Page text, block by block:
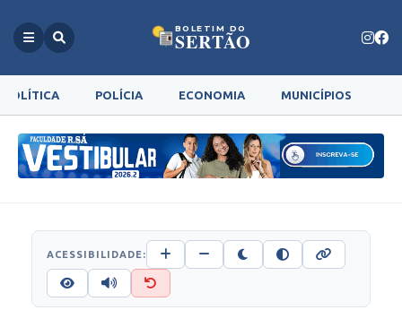
BOLETIM DO
SERTÃO
POLÍTICA POLÍCIA ECONOMIA MUNICÍPIOS
ACESSIBILIDADE: